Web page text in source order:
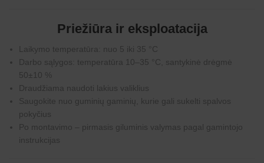
Priežiūra ir eksploatacija
Laikymo temperatūra: nuo 5 iki 35 °C
Darbo sąlygos: temperatūra 10–35 °C, santykinė drėgmė
50±10 %
Draudžiama naudoti lakius valiklius
Saugokite nuo guminių gaminių, kurie gali sukelti spalvos
pokyčius
Po montavimo – pirmasis giluminis valymas pagal gamintojo
instrukcijas